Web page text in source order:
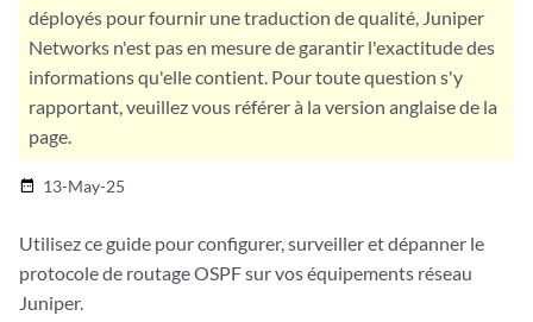
déployés pour fournir une traduction de qualité, Juniper
Networks n'est pas en mesure de garantir l'exactitude des
informations qu'elle contient. Pour toute question s'y
rapportant, veuillez vous référer à la version anglaise de la
page.
date_range 13-May-25
Utilisez ce guide pour configurer, surveiller et dépanner le
protocole de routage OSPF sur vos équipements réseau
Juniper.